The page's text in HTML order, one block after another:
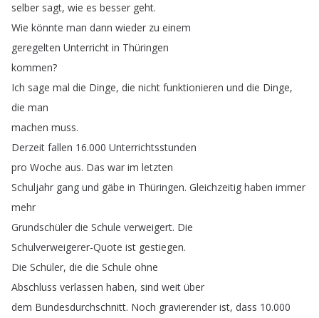
selber sagt, wie es besser geht.
Wie könnte man dann wieder zu einem
geregelten Unterricht in Thüringen
kommen?
Ich sage mal die Dinge, die nicht funktionieren und die Dinge,
die man
machen muss.
Derzeit fallen 16.000 Unterrichtsstunden
pro Woche aus. Das war im letzten
Schuljahr gang und gäbe in Thüringen. Gleichzeitig haben immer
mehr
Grundschüler die Schule verweigert. Die
Schulverweigerer-Quote ist gestiegen.
Die Schüler, die die Schule ohne
Abschluss verlassen haben, sind weit über
dem Bundesdurchschnitt. Noch gravierender ist, dass 10.000